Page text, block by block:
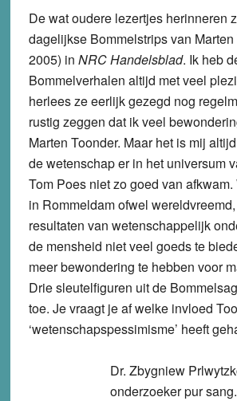
De wat oudere lezertjes herinneren
dagelijkse Bommelstrips van
2005) in NRC Handelsblad. Ik heb
Bommelverhalen altijd met veel
herlees ze eerlijk gezegd nog
rustig zeggen dat ik veel
Marten Toonder. Maar het is mij
de wetenschap er in het universum
Tom Poes niet zo goed van
in Rommeldam ofwel
resultaten van wetenschappelijk
de mensheid niet veel goeds te
meer bewondering te hebben voor
Drie sleutelfiguren uit de
toe. Je vraagt je af welke invloed
‘wetenschapspessimisme’ heeft
Dr. Zbygniew
onderzoeker pur